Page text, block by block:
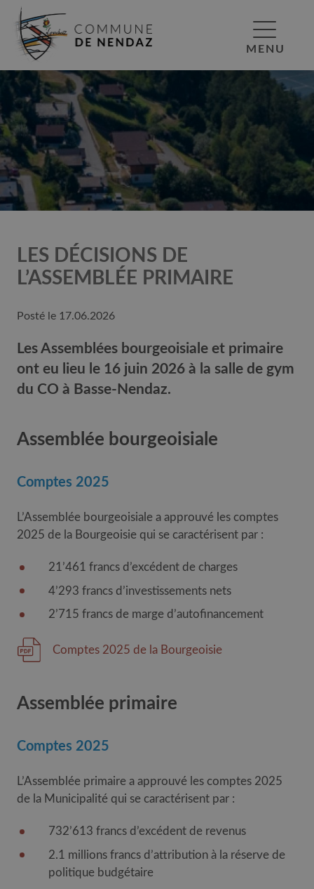
MENU
LES DÉCISIONS DE
L’ASSEMBLÉE PRIMAIRE
Posté le 17.06.2026
Les Assemblées bourgeoisiale et primaire
ont eu lieu le 16 juin 2026 à la salle de gym
du CO à Basse-Nendaz.
Assemblée bourgeoisiale
Comptes 2025
L’Assemblée bourgeoisiale a approuvé les comptes
2025 de la Bourgeoisie qui se caractérisent par :
21’461 francs d’excédent de charges
4’293 francs d’investissements nets
2’715 francs de marge d’autofinancement
Comptes 2025 de la Bourgeoisie
Assemblée primaire
Comptes 2025
L’Assemblée primaire a approuvé les comptes 2025
de la Municipalité qui se caractérisent par :
732’613 francs d’excédent de revenus
2.1 millions francs d’attribution à la réserve de
politique budgétaire